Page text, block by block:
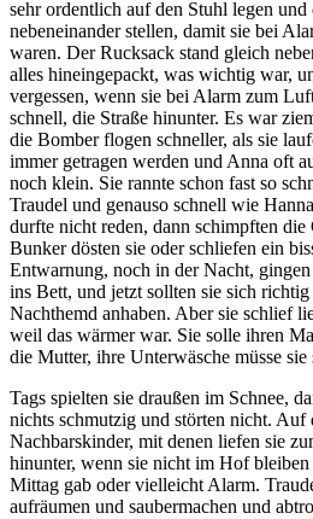
sehr ordentlich auf den Stuhl legen
nebeneinander stellen, damit sie bei
waren. Der Rucksack stand gleich
alles hineingepackt, was wichtig war,
vergessen, wenn sie bei Alarm zum
schnell, die Straße hinunter. Es war
die Bomber flogen schneller, als sie
immer getragen werden und Anna oft
noch klein. Sie rannte schon fast so
Traudel und genauso schnell wie
durfte nicht reden, dann schimpften
Bunker dösten sie oder schliefen ein
Entwarnung, noch in der Nacht,
ins Bett, und jetzt sollten sie sich
Nachthemd anhaben. Aber sie schlief
weil das wärmer war. Sie solle ihren
die Mutter, ihre Unterwäsche müsse sie
Tags spielten sie draußen im Schnee,
nichts schmutzig und störten nicht. Auf
Nachbarskinder, mit denen liefen sie
hinunter, wenn sie nicht im Hof
Mittag gab oder vielleicht Alarm.
aufräumen und saubermachen und